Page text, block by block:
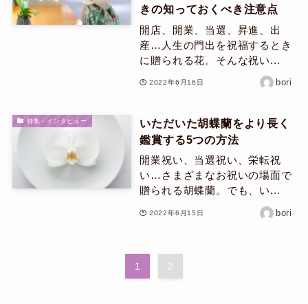
きの知っておくべき注意点
開店、開業、当選、昇進、出
産…人生の門出を祝福するとき
に贈られる花。そんな祝い...
2022年6月16日 bori
特集・インタビュー
いただいた胡蝶蘭をより長く
鑑賞する5つの方法
開業祝い、当選祝い、栄転祝
い…さまざまなお祝いの場面で
贈られる胡蝶蘭。でも、い...
2022年6月15日 bori
1 2